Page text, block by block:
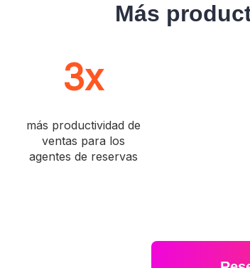
Más
3x
más productividad de
ventas para los
agentes de reservas